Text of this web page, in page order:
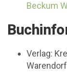
Beckum
Verlag:
Warendorf